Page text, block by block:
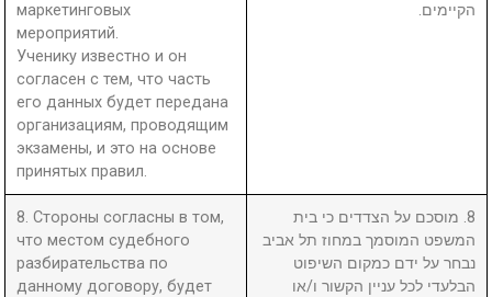
маркетинговых
мероприятий.
Ученику известно и он
согласен с тем, что часть
его данных будет передана
организациям, проводящим
экзамены, и это на основе
принятых правил.
הקיימים.
8. Стороны согласны в том,
что местом судебного
разбирательства по
данному договору, будет
8. מוסכם על הצדדים כי בית
המשפט המוסמך במחוז תל אביב
נבחר על ידם כמקום השיפוט
הבלעדי לכל עניין הקשור ו/או